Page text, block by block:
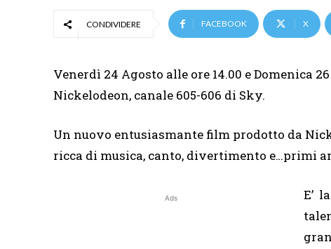
CONDIVIDERE FACEBOOK X
Venerdì 24 Agosto alle ore 14.00 e Domenica
Nickelodeon, canale 605-606 di Sky.
Un nuovo entusiasmante film prodotto da
ricca di musica, canto, divertimento e…primi
Ads
E’